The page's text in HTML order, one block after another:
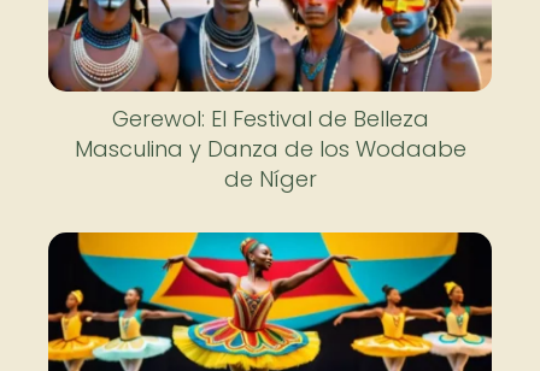
Gerewol: El Festival de Belleza
Masculina y Danza de los Wodaabe
de Níger